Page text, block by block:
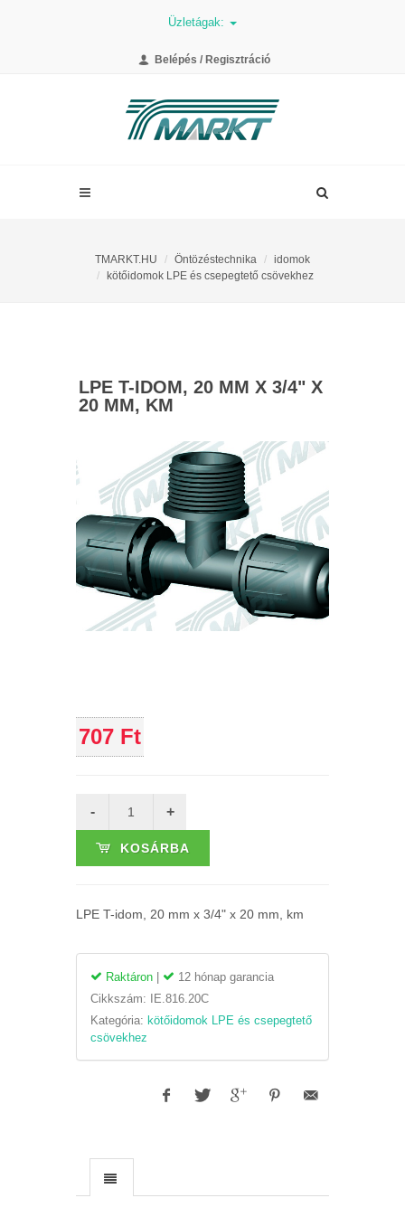
Üzletágak:
Belépés / Regisztráció
TMARKT.HU Öntözéstechnika
idomok
kötőidomok LPE és csepegtető csövekhez
LPE T-IDOM, 20 MM X 3/4" X
20 MM, KM
707 Ft
KOSÁRBA
LPE T-idom, 20 mm x 3/4" x 20 mm, km
Raktáron
12 hónap garancia
Cikkszám:
IE.816.20C
Kategória: kötőidomok LPE és csepegtető
csövekhez